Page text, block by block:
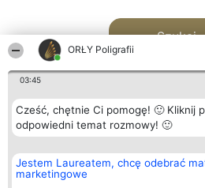
ORŁY Poligrafii
03:45
Cześć, chętnie Ci pomogę! 🙂 Kliknij
odpowiedni temat rozmowy! 🙂
Jestem Laureatem, chcę odebrać
marketingowe
Szukaj
Organizator plebiscytu
Bright Side Solutions sp. z o.
o. sp. k.
Plebiscyt
Laureaci